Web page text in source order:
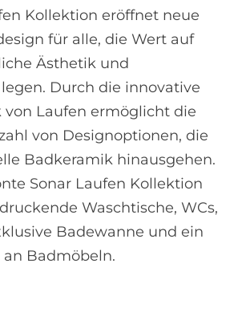
Kollektion eröffnet neue
für alle, die Wert auf
Ästhetik und
Durch die innovative
von Laufen ermöglicht die
von Designoptionen, die
Badkeramik hinausgehen.
Sonar Laufen Kollektion
Waschtische, WCs,
Badewanne und ein
an Badmöbeln.